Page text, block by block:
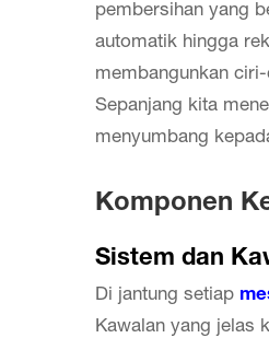
pembersihan yang
automatik hingga
membangunkan
Sepanjang kita
menyumbang
Komponen
Sistem dan
Di jantung setiap
Kawalan yang jelas